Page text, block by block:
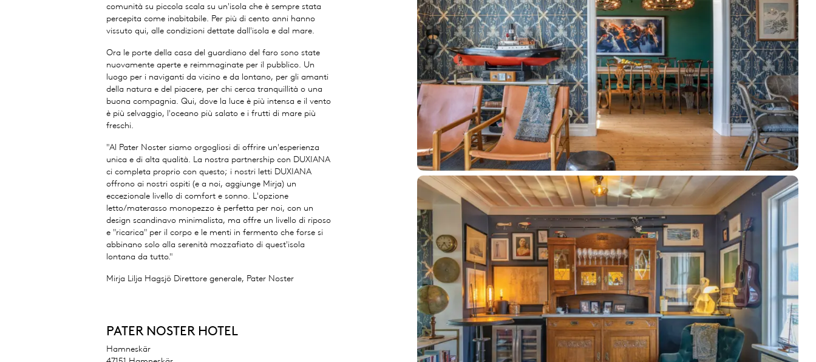
comunità su piccola scala su un'isola che è sempre stata
percepita come inabitabile. Per più di cento anni hanno
vissuto qui, alle condizioni dettate dall'isola e dal mare.
Ora le porte della casa del guardiano del faro sono state
nuovamente aperte e reimmaginate per il pubblico. Un
luogo per i naviganti da vicino e da lontano, per gli amanti
della natura e del piacere, per chi cerca tranquillità o una
buona compagnia. Qui, dove la luce è più intensa e il vento
è più selvaggio, l'oceano più salato e i frutti di mare più
freschi.
"Al Pater Noster siamo orgogliosi di offrire un'esperienza
unica e di alta qualità. La nostra partnership con DUXIANA
ci completa proprio con questo; i nostri letti DUXIANA
offrono ai nostri ospiti (e a noi, aggiunge Mirja) un
eccezionale livello di comfort e sonno. L'opzione
letto/materasso monopezzo è perfetta per noi, con un
design scandinavo minimalista, ma offre un livello di riposo
e "ricarica" per il corpo e le menti in fermento che forse si
abbinano solo alla serenità mozzafiato di quest'isola
lontana da tutto."
Mirja Lilja Hagsjö Direttore generale, Pater Noster
PATER NOSTER HOTEL
Hamneskär